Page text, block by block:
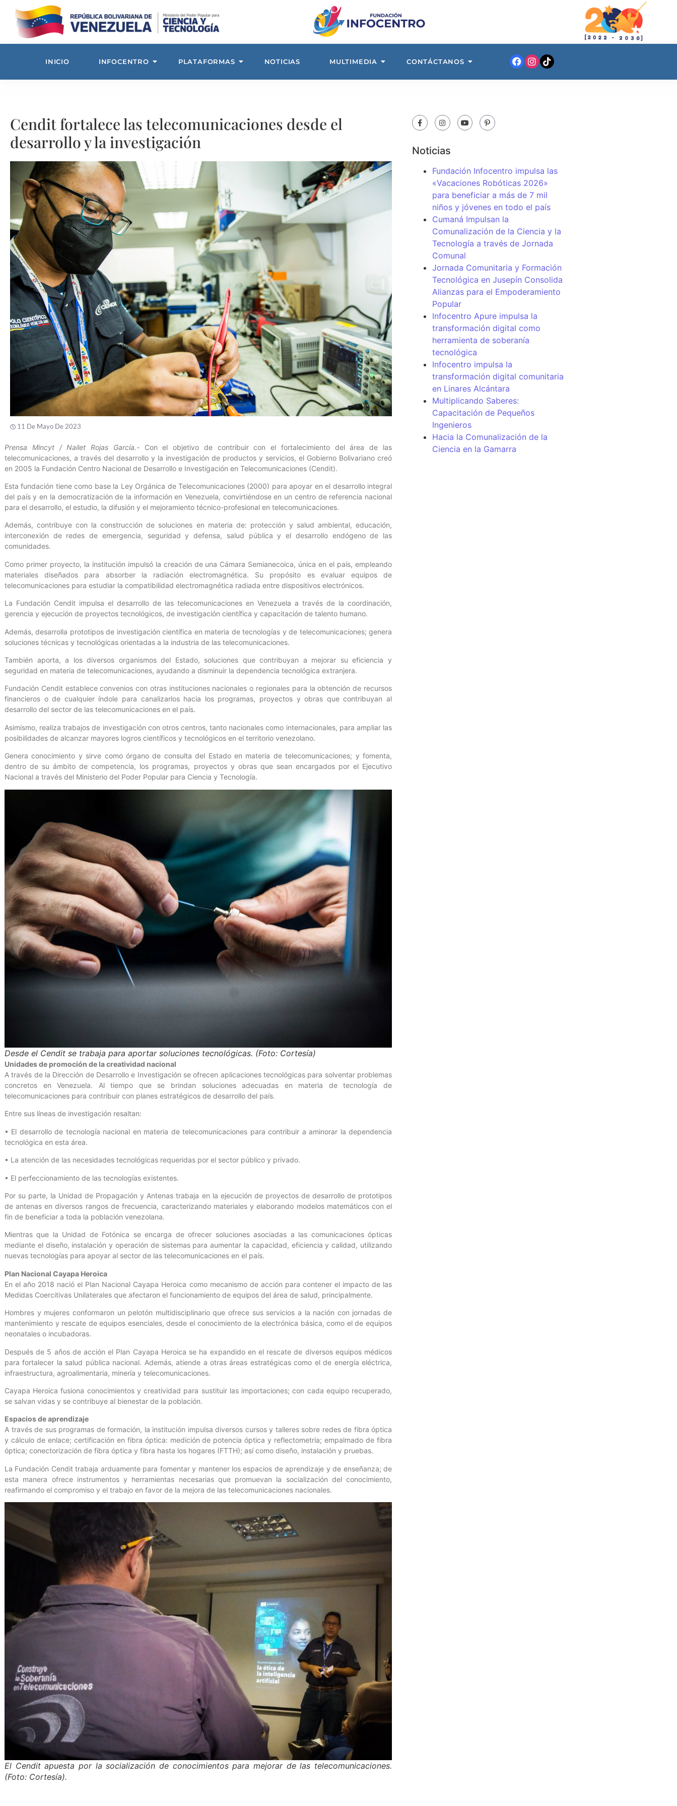
INICIO INFOCENTRO PLATAFORMAS NOTICIAS MULTIMEDIA CONTÁCTANOS
Cendit fortalece las telecomunicaciones desde el
desarrollo y la investigación
11 De Mayo De 2023
Prensa Mincyt / Nailet Rojas García.-Con el objetivo de contribuir con el fortalecimiento del área de las
telecomunicaciones, a través del desarrollo y la investigación de productos y servicios, el Gobierno Bolivariano creó
en 2005 la Fundación Centro Nacional de Desarrollo e Investigación en Telecomunicaciones (Cendit).
Esta fundación tiene como base la Ley Orgánica de Telecomunicaciones (2000) para apoyar en el desarrollo integral
del país y en la democratización de la información en Venezuela, convirtiéndose en un centro de referencia nacional
para el desarrollo, el estudio, la difusión y el mejoramiento técnico-profesional en telecomunicaciones.
Además, contribuye con la construcción de soluciones en materia de: protección y salud ambiental, educación,
interconexión de redes de emergencia, seguridad y defensa, salud pública y el desarrollo endógeno de las
comunidades.
Como primer proyecto, la institución impulsó la creación de una Cámara Semianecoica, única en el país, empleando
materiales diseñados para absorber la radiación electromagnética. Su propósito es evaluar equipos de
telecomunicaciones para estudiar la compatibilidad electromagnética radiada entre dispositivos electrónicos.
La Fundación Cendit impulsa el desarrollo de las telecomunicaciones en Venezuela a través de la coordinación,
gerencia y ejecución de proyectos tecnológicos, de investigación científica y capacitación de talento humano.
Además, desarrolla prototipos de investigación científica en materia de tecnologías y de telecomunicaciones; genera
soluciones técnicas y tecnológicas orientadas a la industria de las telecomunicaciones.
También aporta, a los diversos organismos del Estado, soluciones que contribuyan a mejorar su eficiencia y
seguridad en materia de telecomunicaciones, ayudando a disminuir la dependencia tecnológica extranjera.
Fundación Cendit establece convenios con otras instituciones nacionales o regionales para la obtención de recursos
financieros o de cualquier índole para canalizarlos hacia los programas, proyectos y obras que contribuyan al
desarrollo del sector de las telecomunicaciones en el país.
Asimismo, realiza trabajos de investigación con otros centros, tanto nacionales como internacionales, para ampliar las
posibilidades de alcanzar mayores logros científicos y tecnológicos en el territorio venezolano.
Genera conocimiento y sirve como órgano de consulta del Estado en materia de telecomunicaciones; y fomenta,
dentro de su ámbito de competencia, los programas, proyectos y obras que sean encargados por el Ejecutivo
Nacional a través del Ministerio del Poder Popular para Ciencia y Tecnología.
Desde el Cendit se trabaja para aportar soluciones tecnológicas. (Foto: Cortesía)
Unidades de promoción de la creatividad nacional
A través de la Dirección de Desarrollo e Investigación se ofrecen aplicaciones tecnológicas para solventar problemas
concretos en Venezuela. Al tiempo que se brindan soluciones adecuadas en materia de tecnología de
telecomunicaciones para contribuir con planes estratégicos de desarrollo del país.
Entre sus líneas de investigación resaltan:
• El desarrollo de tecnología nacional en materia de telecomunicaciones para contribuir a aminorar la dependencia
tecnológica en esta área.
• La atención de las necesidades tecnológicas requeridas por el sector público y privado.
• El perfeccionamiento de las tecnologías existentes.
Por su parte, la Unidad de Propagación y Antenas trabaja en la ejecución de proyectos de desarrollo de prototipos
de antenas en diversos rangos de frecuencia, caracterizando materiales y elaborando modelos matemáticos con el
fin de beneficiar a toda la población venezolana.
Mientras que la Unidad de Fotónica se encarga de ofrecer soluciones asociadas a las comunicaciones ópticas
mediante el diseño, instalación y operación de sistemas para aumentar la capacidad, eficiencia y calidad, utilizando
nuevas tecnologías para apoyar al sector de las telecomunicaciones en el país.
Plan Nacional Cayapa Heroica
En el año 2018 nació el Plan Nacional Cayapa Heroica como mecanismo de acción para contener el impacto de las
Medidas Coercitivas Unilaterales que afectaron el funcionamiento de equipos del área de salud, principalmente.
Hombres y mujeres conformaron un pelotón multidisciplinario que ofrece sus servicios a la nación con jornadas de
mantenimiento y rescate de equipos esenciales, desde el conocimiento de la electrónica básica, como el de equipos
neonatales o incubadoras.
Después de 5 años de acción el Plan Cayapa Heroica se ha expandido en el rescate de diversos equipos médicos
para fortalecer la salud pública nacional. Además, atiende a otras áreas estratégicas como el de energía eléctrica,
infraestructura, agroalimentaria, minería y telecomunicaciones.
Cayapa Heroica fusiona conocimientos y creatividad para sustituir las importaciones; con cada equipo recuperado,
se salvan vidas y se contribuye al bienestar de la población.
Espacios de aprendizaje
A través de sus programas de formación, la institución impulsa diversos cursos y talleres sobre redes de fibra óptica
y cálculo de enlace; certificación en fibra óptica: medición de potencia óptica y reflectometría; empalmado de fibra
óptica; conectorización de fibra óptica y fibra hasta los hogares (FTTH); así como diseño, instalación y pruebas.
La Fundación Cendit trabaja arduamente para fomentar y mantener los espacios de aprendizaje y de enseñanza; de
esta manera ofrece instrumentos y herramientas necesarias que promuevan la socialización del conocimiento,
reafirmando el compromiso y el trabajo en favor de la mejora de las telecomunicaciones nacionales.
El Cendit apuesta por la socialización de conocimientos para mejorar de las telecomunicaciones.
(Foto: Cortesía).
Noticias
Fundación Infocentro impulsa las
«Vacaciones Robóticas 2026»
para beneficiar a más de 7 mil
niños y jóvenes en todo el país
Cumaná Impulsan la
Comunalización de la Ciencia y la
Tecnología a través de Jornada
Comunal
Jornada Comunitaria y Formación
Tecnológica en Jusepín Consolida
Alianzas para el Empoderamiento
Popular
Infocentro Apure impulsa la
transformación digital como
herramienta de soberanía
tecnológica
Infocentro impulsa la
transformación digital comunitaria
en Linares Alcántara
Multiplicando Saberes:
Capacitación de Pequeños
Ingenieros
Hacia la Comunalización de la
Ciencia en la Gamarra